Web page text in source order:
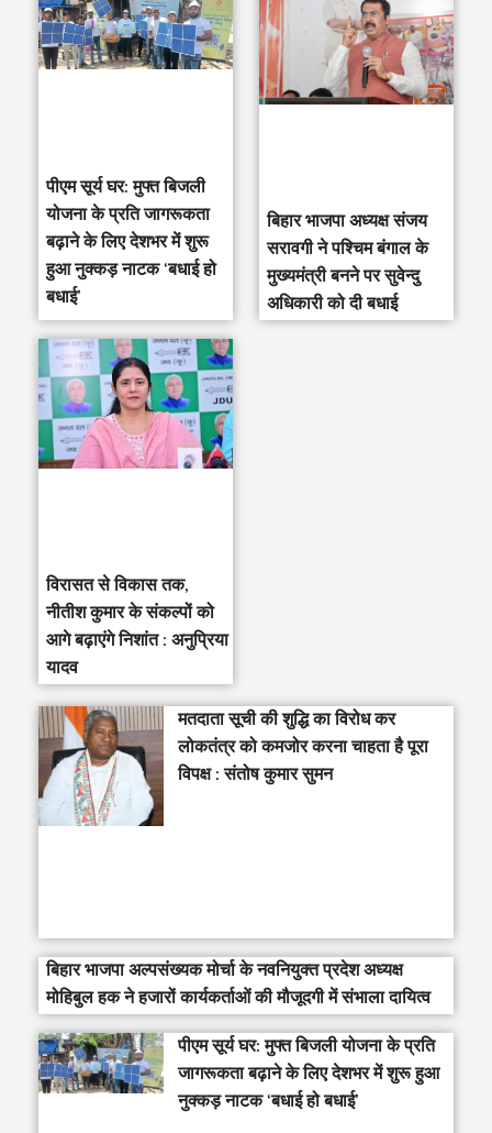
पीएम सूर्य घर: मुफ्त बिजली
योजना के प्रति जागरूकता
बढ़ाने के लिए देशभर में शुरू
हुआ नुक्कड़ नाटक ‘बधाई हो
बधाई’
‎बिहार भाजपा अध्यक्ष संजय
सरावगी ने पश्चिम बंगाल के
मुख्यमंत्री बनने पर सुवेन्दु
अधिकारी को दी बधाई
विरासत से विकास तक,
नीतीश कुमार के संकल्पों को
आगे बढ़ाएंगे निशांत : अनुप्रिया
यादव
मतदाता सूची की शुद्धि का विरोध कर
लोकतंत्र को कमजोर करना चाहता है पूरा
विपक्ष : संतोष कुमार सुमन
बिहार भाजपा अल्पसंख्यक मोर्चा के नवनियुक्त प्रदेश अध्यक्ष
मोहिबुल हक ने हजारों कार्यकर्ताओं की मौजूदगी में संभाला दायित्व
पीएम सूर्य घर: मुफ्त बिजली योजना के प्रति
जागरूकता बढ़ाने के लिए देशभर में शुरू हुआ
नुक्कड़ नाटक ‘बधाई हो बधाई’